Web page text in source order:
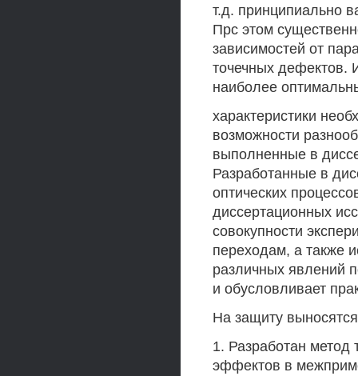
т.д. принципиально
Прс этом
зависимостей от
точечных дефектов.
наиболее
характеристики
возможности
выполненные в
Разработанные в
оптических
диссертационных
совокупности
переходам, а также
различных явлений
и обусловливает
На защиту
1. Разработан метод
эффектов в